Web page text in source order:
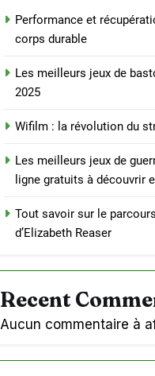
Performance et
corps durable
Les meilleurs jeux de
2025
Wifilm : la révolution du
Les meilleurs jeux de
ligne gratuits à découvrir
Tout savoir sur le
d’Elizabeth Reaser
Recent
Aucun commentaire à